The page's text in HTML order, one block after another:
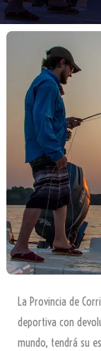
La Provincia de
deportiva con
mundo, tendrá su